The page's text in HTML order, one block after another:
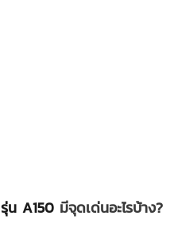
น A150 มีจุดเด่นอะไรบ้าง?